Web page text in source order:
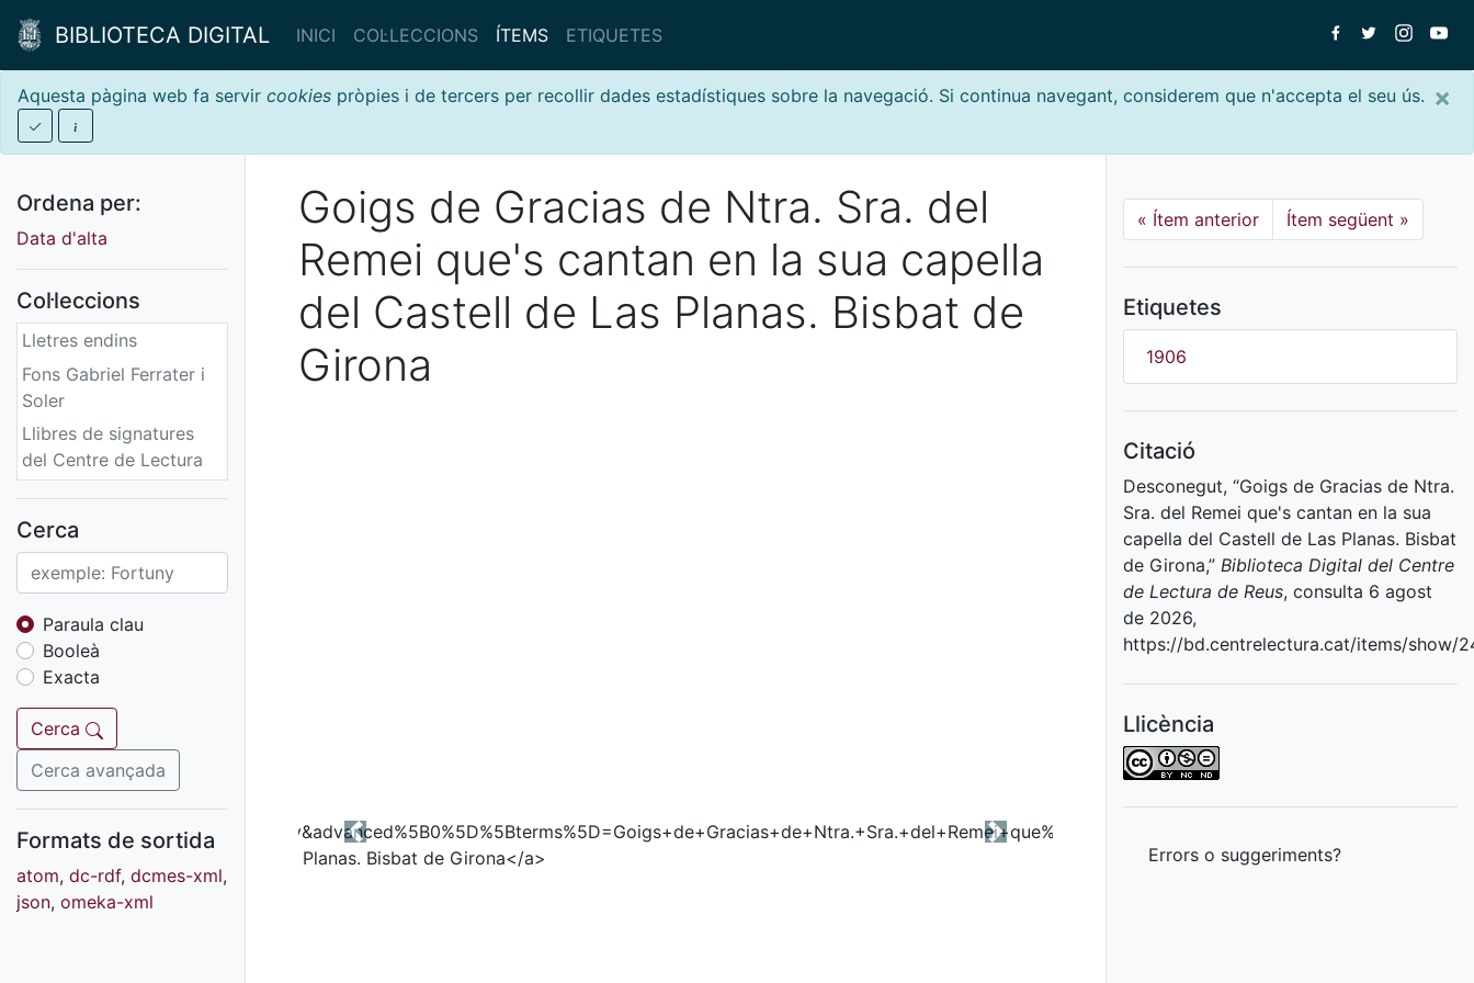
BIBLIOTECA DIGITAL INICI COL·LECCIONS ÍTEMS ETIQUETES
×
Aquesta pàgina web fa servir cookies pròpies i de tercers per recollir dades estadístiques sobre la navegació. Si continua navegant, considerem que n'accepta el seu ús.
Ordena per:
Data d'alta
Col·leccions
Lletres endins
Fons Gabriel Ferrater i
Soler
Llibres de signatures
del Centre de Lectura
Fons sonor de Ràdio
Reus
Cartells
Fons audiovisual
Fons local
Fons sonor
Goigs
Fons fotogràfic
Fons d'art
Cerca
Paraula clau
Booleà
Exacta
Cerca
Cerca avançada
Formats de sortida
atom, dc-rdf, dcmes-xml,
json, omeka-xml
Goigs de Gracias de Ntra. Sra. del
Remei que's cantan en la sua capella
del Castell de Las Planas. Bisbat de
Girona
Previous Next
« Ítem anterior Ítem següent »
Etiquetes
1906
Citació
Desconegut, “Goigs de Gracias de Ntra.
Sra. del Remei que's cantan en la sua
capella del Castell de Las Planas. Bisbat
de Girona,” Biblioteca Digital del Centre
de Lectura de Reus, consulta 6 agost
de 2026,
https://bd.centrelectura.cat/items/show/
Llicència
Errors o suggeriments?